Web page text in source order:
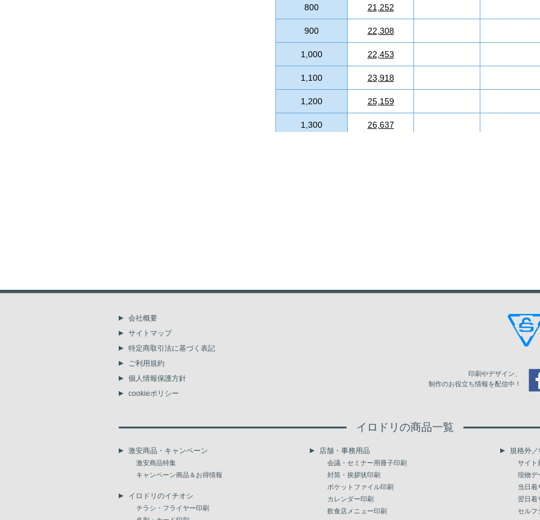
800 21,252
900 22,308
1,000 22,453
1,100 23,918
1,200 25,159
1,300 26,637
2,000 36,514
会社概要
サイトマップ
特定商取引法に基づく表記
ご利用規約
個人情報保護方針
cookieポリシー
印刷やデザイン、
制作のお役立ち情報を配信中！
イロドリの商品一覧
激安商品・キャンペーン
激安商品特集
キャンペーン商品＆お得情報
イロドリのイチオシ
チラシ・フライヤー印刷
店舗・事務用品
会議・セミナー用冊子印刷
封筒・挨拶状印刷
ポケットファイル印刷
カレンダー印刷
飲食店メニュー印刷
規格外
サイト
現物デ
当日着
翌日着
セルフ